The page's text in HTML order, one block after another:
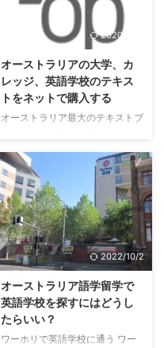
学校＆ビジネスカレッジです。シ
ドニー、メルボルン、ブリスベ
ン、サーファーズパラダイスの４
都市に８つのキャンパスを持ち、
質の高い授業とリーズナブルな料
金で生徒の満足度と定着率が高い
ことで知られる希少な学校です。
以前は英語コースもビジネスコー
したが、英語学校 ...
2020/6/18
オーストラリアの大学、カ
レッジ、英語学校のテキス
トをネットで購入する
オーストラリア最大のテキストブ
ープ）は主要な大学の中にもあ
る、オーストラリアで60店舗以
上をもつ全国展開する、オースト
ラリアで大学に行く人なら誰もが
知るブックショップです。 オー
ストラリア国内の大学、TAFEな
どのカレッジ、英語学校で使用さ
れるほとんどのテキストブック・
日本への海外発送もしてくれます
ので、オーストラリアでしか出版
されていないテキストブックを日
本で入手したいという方にも重宝
2022/10/2
オーストラリア語学留学で
英語学校を探すにはどうし
たらいい？
ワーホリで英語学校に通う ワー